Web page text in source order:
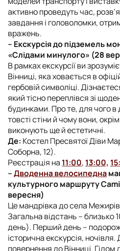
активно проведуть час,
завдання і головоломки,
вражень.
– Екскурсія до підземель
«Слідами минулого» (28
В рамках екскурсії ви
Вінниці, яка ховається в
гербовій символіці.
який тісно переплівся зі
будинками. Про те, для чого в
товсті стіни й чому вони,
виконують ще й естетичні.
Де: Костел Пресвятої Діви
Соборна, 12).
Реєстрація на 11:00, 13:00,
–Дводенна велосипедна
культурного маршруту
вересня)
Це мандрівка до села
Загальна відстань – близько
день). Перший день –
історична екскурсія,
повернення до Вінниці. Гідом